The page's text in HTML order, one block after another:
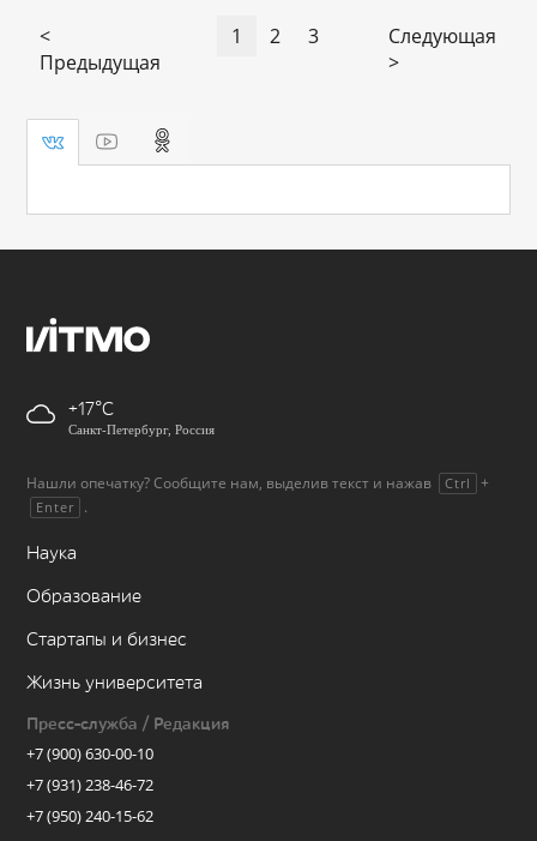
<
Предыдущая
1 2 3
Следующая
>
+17
Санкт-Петербург, Россия
Нашли опечатку? Сообщите нам, выделив текст и нажав Ctrl +
Enter .
Наука
Образование
Стартапы и бизнес
Жизнь университета
Пресс-служба / Редакция
+7 (900) 630-00-10
+7 (931) 238-46-72
+7 (950) 240-15-62